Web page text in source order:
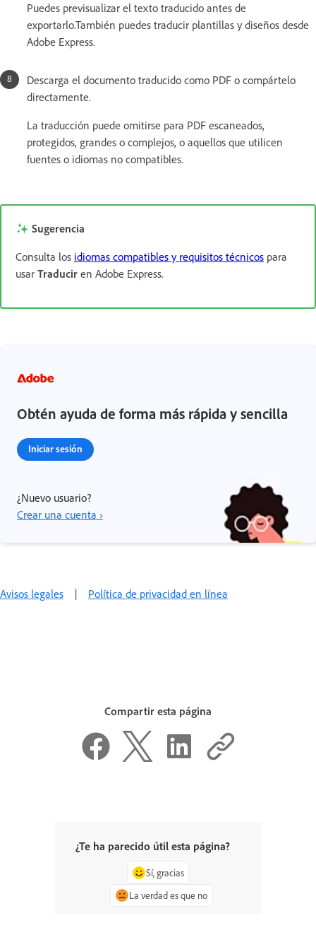
Puedes previsualizar el texto traducido antes de
exportarlo.También puedes traducir plantillas y diseños desde
Adobe Express.
Descarga el documento traducido como PDF o compártelo
directamente.
La traducción puede omitirse para PDF escaneados,
protegidos, grandes o complejos, o aquellos que utilicen
fuentes o idiomas no compatibles.
Sugerencia
Consulta los idiomas compatibles y requisitos técnicos para
usar Traducir en Adobe Express.
Obtén ayuda de forma más rápida y sencilla
Iniciar sesión
¿Nuevo usuario?
Crear una cuenta ›
Avisos legales | Política de privacidad en línea
Compartir esta página
¿Te ha parecido útil esta página?
Sí, gracias
La verdad es que no